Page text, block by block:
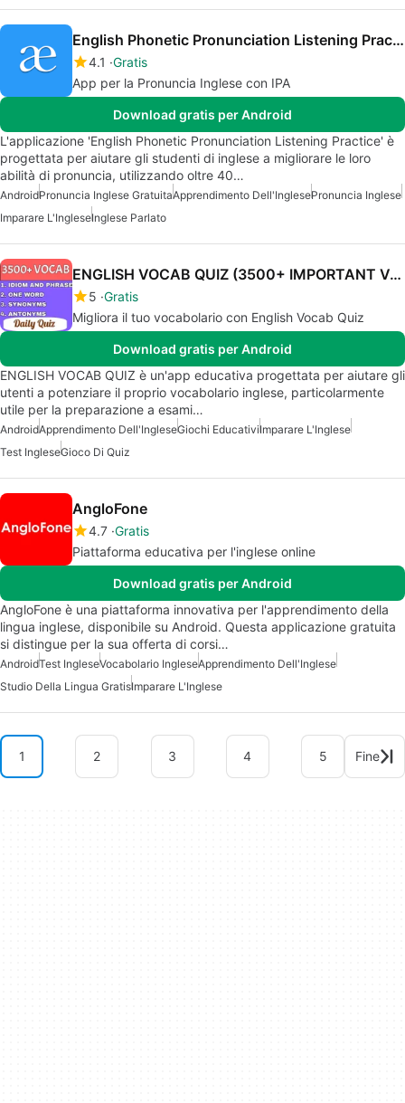
English Phonetic Pronunciation Listening Practice
4.1 Gratis
App per la Pronuncia Inglese con IPA
Download gratis per Android
L'applicazione 'English Phonetic Pronunciation Listening Practice' è
progettata per aiutare gli studenti di inglese a migliorare le loro
abilità di pronuncia, utilizzando oltre 40…
AndroidPronuncia Inglese GratuitaApprendimento Dell'InglesePronuncia Inglese
Imparare L'IngleseInglese Parlato
ENGLISH VOCAB QUIZ (3500+ IMPORTANT VOCAB TEST)
5 Gratis
Migliora il tuo vocabolario con English Vocab Quiz
Download gratis per Android
ENGLISH VOCAB QUIZ è un'app educativa progettata per aiutare gli
utenti a potenziare il proprio vocabolario inglese, particolarmente
utile per la preparazione a esami…
AndroidApprendimento Dell'IngleseGiochi EducativiImparare L'Inglese
Test IngleseGioco Di Quiz
AngloFone
4.7 Gratis
Piattaforma educativa per l'inglese online
Download gratis per Android
AngloFone è una piattaforma innovativa per l'apprendimento della
lingua inglese, disponibile su Android. Questa applicazione gratuita
si distingue per la sua offerta di corsi…
AndroidTest IngleseVocabolario IngleseApprendimento Dell'Inglese
Studio Della Lingua GratisImparare L'Inglese
1 2 3 4 5 Fine